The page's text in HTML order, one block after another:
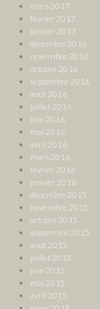
mars 2017
février 2017
janvier 2017
décembre 2016
novembre 2016
octobre 2016
septembre 2016
août 2016
juillet 2016
juin 2016
mai 2016
avril 2016
mars 2016
février 2016
janvier 2016
décembre 2015
novembre 2015
octobre 2015
septembre 2015
août 2015
juillet 2015
juin 2015
mai 2015
avril 2015